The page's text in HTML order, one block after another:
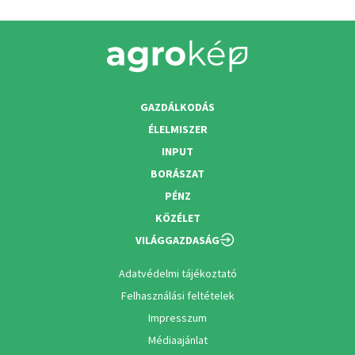
GAZDÁLKODÁS
ÉLELMISZER
INPUT
BORÁSZAT
PÉNZ
KÖZÉLET
VILÁGGAZDASÁG
Adatvédelmi tájékoztató
Felhasználási feltételek
Impresszum
Médiaajánlat